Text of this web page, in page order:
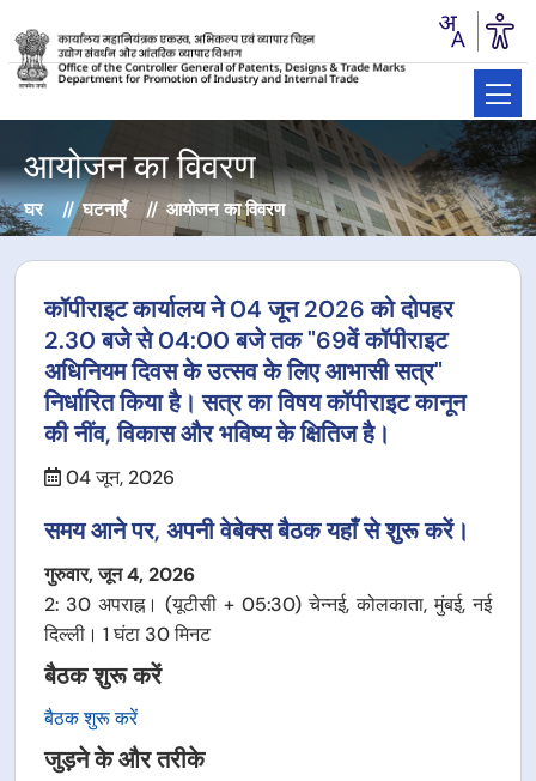
आयोजन का विवरण
घर घटनाएँ आयोजन का विवरण
कॉपीराइट कार्यालय ने 04 जून 2026 को दोपहर
2.30 बजे से 04:00 बजे तक "69वें कॉपीराइट
अधिनियम दिवस के उत्सव के लिए आभासी सत्र"
निर्धारित किया है। सत्र का विषय कॉपीराइट कानून
की नींव, विकास और भविष्य के क्षितिज है।
04 जून, 2026
समय आने पर, अपनी वेबेक्स बैठक यहाँ से शुरू करें।
गुरुवार, जून 4, 2026
2: 30 अपराह्न। (यूटीसी + 05:30) चेन्नई, कोलकाता, मुंबई, नई
दिल्ली। 1 घंटा 30 मिनट
बैठक शुरू करें
बैठक शुरू करें
जुड़ने के और तरीके